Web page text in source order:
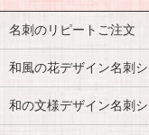
名刺のリピートご注文
和風の花デザイン名刺
和の文様デザイン名刺